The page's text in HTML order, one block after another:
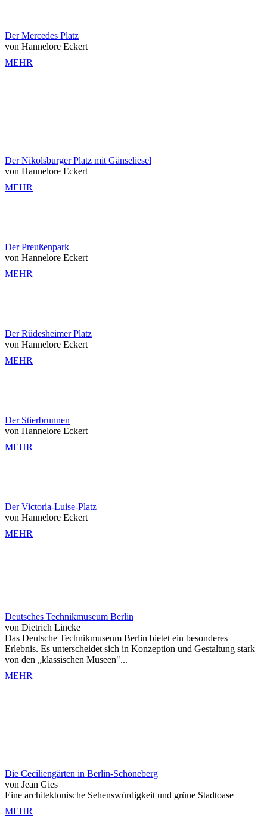
Der Mercedes Platz
von Hannelore Eckert
MEHR
Der Nikolsburger Platz mit Gänseliesel
von Hannelore Eckert
MEHR
Der Preußenpark
von Hannelore Eckert
MEHR
Der Rüdesheimer Platz
von Hannelore Eckert
MEHR
Der Stierbrunnen
von Hannelore Eckert
MEHR
Der Victoria-Luise-Platz
von Hannelore Eckert
MEHR
Deutsches Technikmuseum Berlin
von Dietrich Lincke
Das Deutsche Technikmuseum Berlin bietet ein besonderes
Erlebnis. Es unterscheidet sich in Konzeption und Gestaltung stark
von den „klassischen Museen"...
MEHR
Die Ceciliengärten in Berlin-Schöneberg
von Jean Gies
Eine architektonische Sehenswürdigkeit und grüne Stadtoase
MEHR